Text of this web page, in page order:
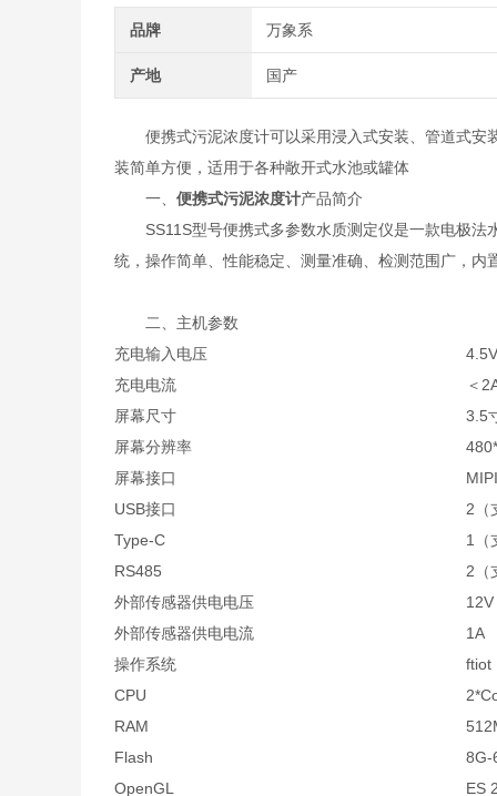
品牌 万象系
产地 国产
便携式污泥浓度计可以采用浸入式安装、管道式安
装简单方便，适用于各种敞开式水池或罐体
一、 便携式污泥浓度计产品简介
SS11S型号便携式多参数水质测定仪是一款电极法
统，操作简单、性能稳定、测量准确、检测范围广，
二、主机参数
充电输入电压
充电电流
＜
屏幕尺寸
3.5
屏幕分辨率
屏幕接口
USB接口
2（
Type-C
1（
RS485
2（
外部传感器供电电压
12V
外部传感器供电电流
1A
操作系统
ftiot
CPU
RAM
Flash
8G-
OpenGL
ES